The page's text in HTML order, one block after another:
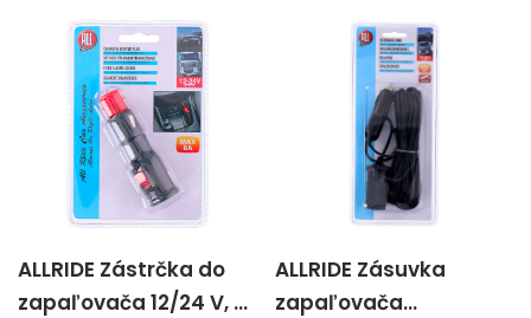
ALLRIDE Zástrčka do
zapaľovača 12/24 V, s
ALLRIDE Zásuvka
zapaľovača